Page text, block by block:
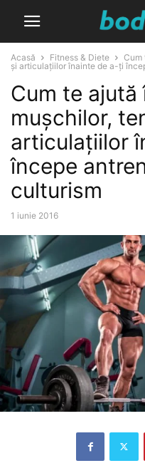
Acasă Fitness & Diete
Cum
și articulațiilor înainte de a-ți
Cum te ajută
mușchilor,
articulațiilor
începe
culturism
1 iunie 2016